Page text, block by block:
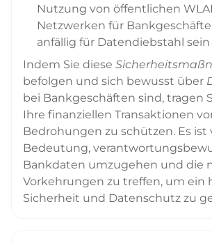
Nutzung von öffentlichen
Netzwerken für
anfällig für Datendiebstahl
Indem Sie diese
befolgen und sich bewusst über
bei Bankgeschäften sind, tragen
Ihre finanziellen Transaktionen
Bedrohungen zu schützen. Es ist
Bedeutung,
Bankdaten umzugehen und die
Vorkehrungen zu treffen, um ein
Sicherheit und Datenschutz zu